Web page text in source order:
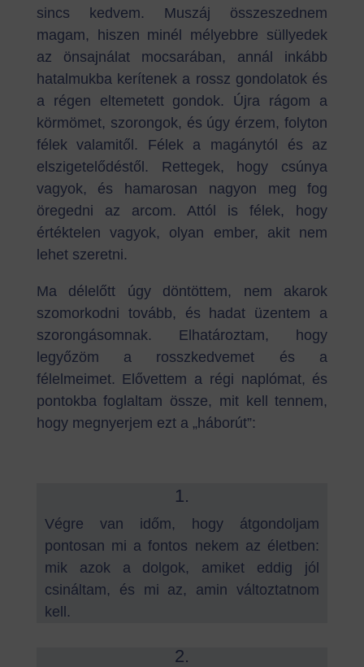
sincs kedvem. Muszáj összeszednem
magam, hiszen minél mélyebbre süllyedek
az önsajnálat mocsarában, annál inkább
hatalmukba kerítenek a rossz gondolatok és
a régen eltemetett gondok. Újra rágom a
körmömet, szorongok, és úgy érzem, folyton
félek valamitől. Félek a magánytól és az
elszigetelődéstől. Rettegek, hogy csúnya
vagyok, és hamarosan nagyon meg fog
öregedni az arcom. Attól is félek, hogy
értéktelen vagyok, olyan ember, akit nem
lehet szeretni.
Ma délelőtt úgy döntöttem, nem akarok
szomorkodni tovább, és hadat üzentem a
szorongásomnak. Elhatároztam, hogy
legyőzöm a rosszkedvemet és a
félelmeimet. Elővettem a régi naplómat, és
pontokba foglaltam össze, mit kell tennem,
hogy megnyerjem ezt a „háborút”:
1.
Végre van időm, hogy átgondoljam
pontosan mi a fontos nekem az életben:
mik azok a dolgok, amiket eddig jól
csináltam, és mi az, amin változtatnom
kell.
2.